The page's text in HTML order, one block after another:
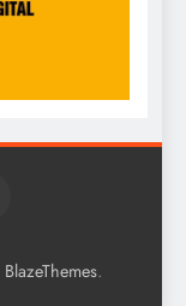
BlazeThemes.